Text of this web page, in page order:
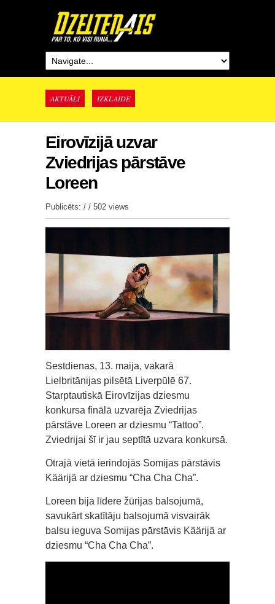
AKTUĀLI IZKLAIDE
Eirovīzijā uzvar
Zviedrijas pārstāve
Loreen
Publicēts: / / 502 views
Sestdienas, 13. maija, vakarā
Lielbritānijas pilsētā Liverpūlē 67.
Starptautiskā Eirovīzijas dziesmu
konkursa finālā uzvarēja Zviedrijas
pārstāve Loreen ar dziesmu “Tattoo”.
Zviedrijai šī ir jau septītā uzvara konkursā.
Otrajā vietā ierindojās Somijas pārstāvis
Käärijä ar dziesmu “Cha Cha Cha”.
Loreen bija līdere žūrijas balsojumā,
savukārt skatītāju balsojumā visvairāk
balsu ieguva Somijas pārstāvis Käärijä ar
dziesmu “Cha Cha Cha”.